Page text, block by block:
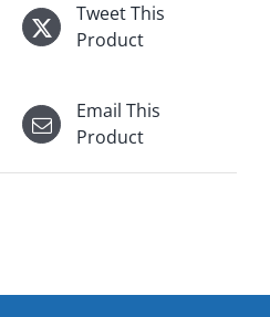
Tweet This
Product
Email This
Product